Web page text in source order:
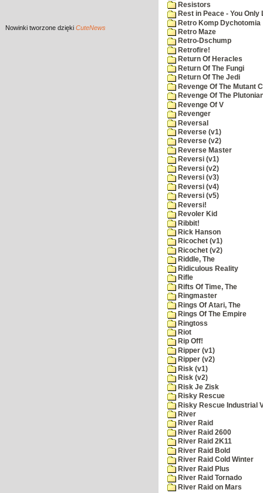
Nowinki tworzone dzięki CuteNews
Resistors
Rest in Peace - You Only
Retro Komp Dychotomia
Retro Maze
Retro-Dschump
Retrofire!
Return Of Heracles
Return Of The Fungi
Return Of The Jedi
Revenge Of The Mutant
Revenge Of The
Revenge Of V
Revenger
Reversal
Reverse (v1)
Reverse (v2)
Reverse Master
Reversi (v1)
Reversi (v2)
Reversi (v3)
Reversi (v4)
Reversi (v5)
Reversi!
Revoler Kid
Ribbit!
Rick Hanson
Ricochet (v1)
Ricochet (v2)
Riddle, The
Ridiculous Reality
Rifle
Rifts Of Time, The
Ringmaster
Rings Of Atari, The
Rings Of The Empire
Ringtoss
Riot
Rip Off!
Ripper (v1)
Ripper (v2)
Risk (v1)
Risk (v2)
Risk Je Zisk
Risky Rescue
Risky Rescue Industrial
River
River Raid
River Raid 2600
River Raid 2K11
River Raid Bold
River Raid Cold Winter
River Raid Plus
River Raid Tornado
River Raid on Mars